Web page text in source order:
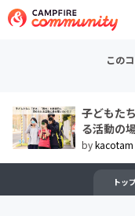
この
子どもた
る活動の
bykacotam
トッ